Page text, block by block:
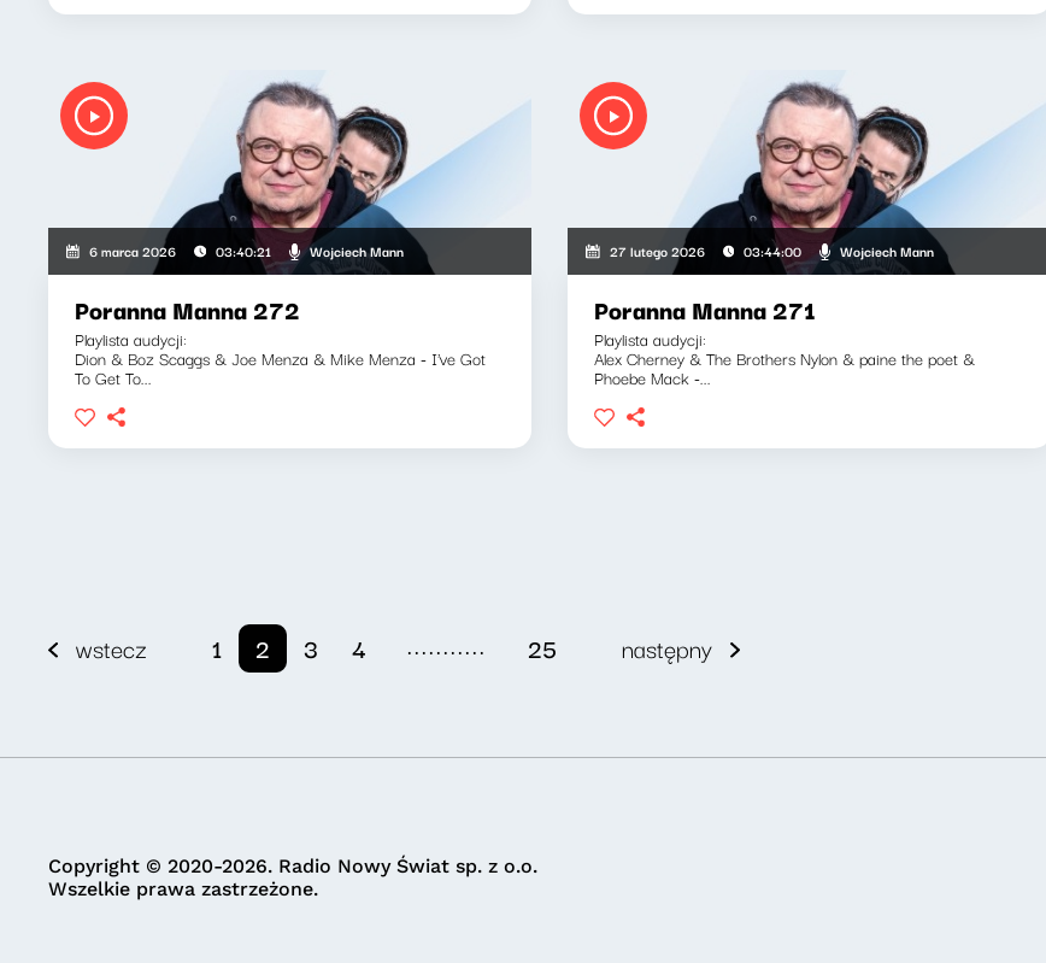
6 marca 2026 03:40:21 Wojciech Mann
Poranna Manna 272
Playlista audycji:
Dion & Boz Scaggs & Joe Menza & Mike Menza - I've Got
To Get To...
27 lutego 2026 03:44:00 Wojciech Mann
Poranna Manna 271
Playlista audycji:
Alex Cherney & The Brothers Nylon & paine the poet &
Phoebe Mack -...
wstecz 1 2 3 4 ........... 25 następny
Copyright © 2020-2026. Radio Nowy Świat sp. z o.o.
Wszelkie prawa zastrzeżone.